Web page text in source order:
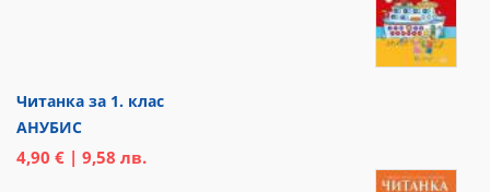
Читанка за 1. клас
АНУБИС
4,90 € | 9,58 лв.